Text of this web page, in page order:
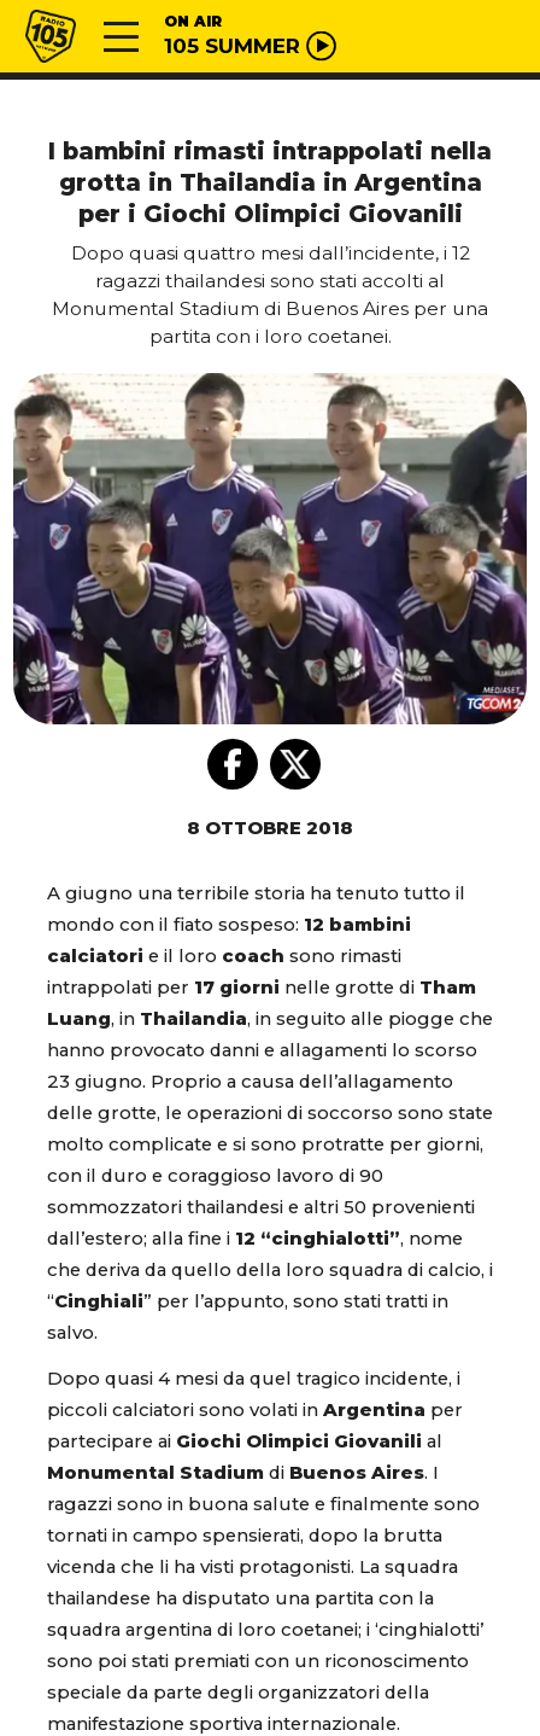
Vai al contenuto
Radio 105 ON AIR
105 SUMMER
I bambini rimasti intrappolati nella
grotta in Thailandia in Argentina
per i Giochi Olimpici Giovanili
Dopo quasi quattro mesi dall’incidente, i 12
ragazzi thailandesi sono stati accolti al
Monumental Stadium di Buenos Aires per una
partita con i loro coetanei.
8 OTTOBRE 2018
A giugno una terribile storia ha tenuto tutto il
mondo con il fiato sospeso: 12 bambini
calciatori e il loro coach sono rimasti
intrappolati per 17 giorni nelle grotte di Tham
Luang, in Thailandia, in seguito alle piogge che
hanno provocato danni e allagamenti lo scorso
23 giugno. Proprio a causa dell’allagamento
delle grotte, le operazioni di soccorso sono state
molto complicate e si sono protratte per giorni,
con il duro e coraggioso lavoro di 90
sommozzatori thailandesi e altri 50 provenienti
dall’estero; alla fine i 12 “cinghialotti”, nome
che deriva da quello della loro squadra di calcio, i
“Cinghiali” per l’appunto, sono stati tratti in
salvo.
Dopo quasi 4 mesi da quel tragico incidente, i
piccoli calciatori sono volati in Argentina per
partecipare ai Giochi Olimpici Giovanili al
Monumental Stadium di Buenos Aires. I
ragazzi sono in buona salute e finalmente sono
tornati in campo spensierati, dopo la brutta
vicenda che li ha visti protagonisti. La squadra
thailandese ha disputato una partita con la
squadra argentina di loro coetanei; i ‘cinghialotti’
sono poi stati premiati con un riconoscimento
speciale da parte degli organizzatori della
manifestazione sportiva internazionale.